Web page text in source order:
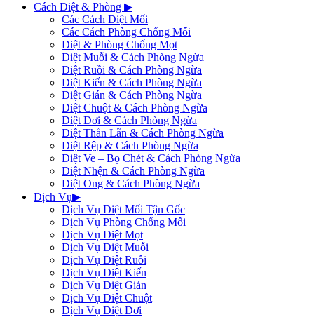
Cách Diệt & Phòng ▶
Các Cách Diệt Mối
Các Cách Phòng Chống Mối
Diệt & Phòng Chống Mọt
Diệt Muỗi & Cách Phòng Ngừa
Diệt Ruồi & Cách Phòng Ngừa
Diệt Kiến & Cách Phòng Ngừa
Diệt Gián & Cách Phòng Ngừa
Diệt Chuột & Cách Phòng Ngừa
Diệt Dơi & Cách Phòng Ngừa
Diệt Thằn Lằn & Cách Phòng Ngừa
Diệt Rệp & Cách Phòng Ngừa
Diệt Ve – Bọ Chét & Cách Phòng Ngừa
Diệt Nhện & Cách Phòng Ngừa
Diệt Ong & Cách Phòng Ngừa
Dịch Vụ▶
Dịch Vụ Diệt Mối Tận Gốc
Dịch Vụ Phòng Chống Mối
Dịch Vụ Diệt Mọt
Dịch Vụ Diệt Muỗi
Dịch Vụ Diệt Ruồi
Dịch Vụ Diệt Kiến
Dịch Vụ Diệt Gián
Dịch Vụ Diệt Chuột
Dịch Vụ Diệt Dơi